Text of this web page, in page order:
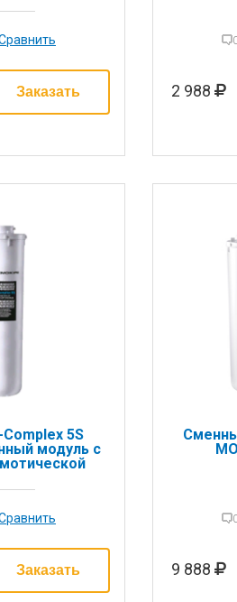
2 988
5S
модуль с
9 888